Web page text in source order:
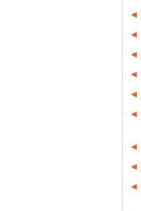
◄
◄
◄
◄
◄
◄
◄
◄
◄